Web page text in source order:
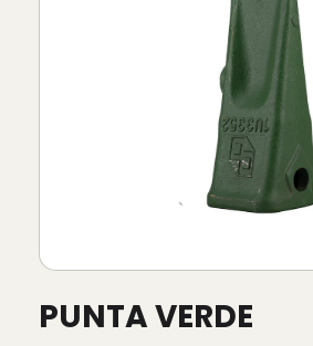
multimedia
1
PUNTA VERDE